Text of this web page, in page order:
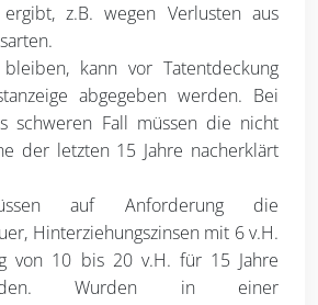
z.B. wegen Verlusten aus
kann vor Tatentdeckung
abgegeben werden. Bei
schweren Fall müssen die nicht
der letzten 15 Jahre nacherklärt
auf Anforderung die
Hinterziehungszinsen mit 6 v.H.
von 10 bis 20 v.H. für 15 Jahre
Wurden in einer